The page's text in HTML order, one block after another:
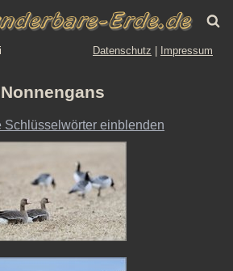
Datenschutz Impressum
Nonnengans
Schlüsselwörter einblenden